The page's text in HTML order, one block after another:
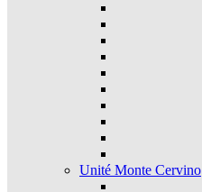
Unité Monte Cervino